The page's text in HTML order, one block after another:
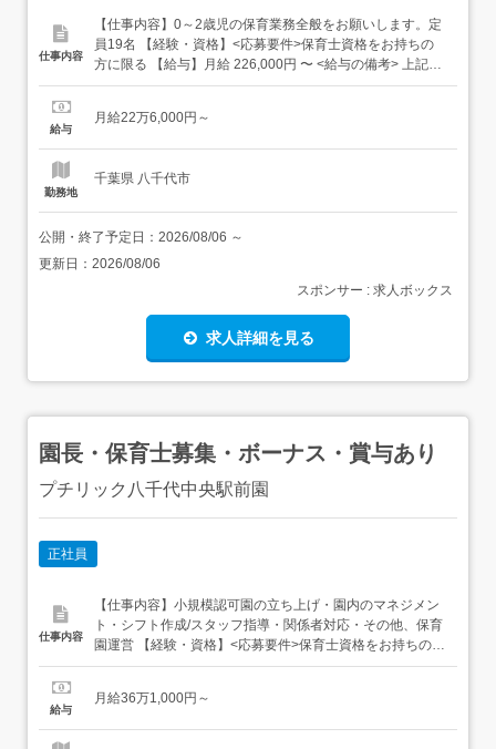
仕事内容
【仕事内容】0～2歳児の保育業務全般をお願いします。定
員19名 【経験・資格】<応募要件>保育士資格をお持ちの
方に限る 【給与】月給 226,000円 〜 <給与の備考> 上記給
与は資格手当、業務手当、千葉市手当を含んでいます 採用
359577 【勤務地】千葉県千葉市花見川区横戸町899-1
給与
月給22万6,000円～
勤務地
千葉県 八千代市
公開・終了予定日： 2026/08/06 ～
更新日： 2026/08/06
スポンサー : 求人ボックス
求人詳細を見る
園長・保育士募集・ボーナス・賞与あり
プチリック八千代中央駅前園
正社員
仕事内容
【仕事内容】小規模認可園の立ち上げ・園内のマネジメン
ト・シフト作成/スタッフ指導・関係者対応・その他、保育
園運営 【経験・資格】<応募要件>保育士資格をお持ちの方
マネジメント経験3年以上ある方(他業種可能)<歓迎要件>実
経験ありの方優遇致します 【給与】月給 361,000円 〜 <給
給与
月給36万1,000円～